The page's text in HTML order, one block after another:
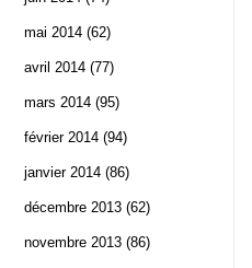
mai 2014 (62)
avril 2014 (77)
mars 2014 (95)
février 2014 (94)
janvier 2014 (86)
décembre 2013 (62)
novembre 2013 (86)